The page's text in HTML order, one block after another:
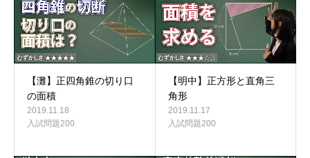
【灘】正四角錐の切り口
の面積
2019.11.18
入試問題200
【明中】正方形と直角三
角形
2019.11.17
入試問題200